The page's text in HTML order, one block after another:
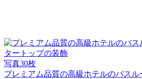
写真30枚
プレミアム品質の高級ホテルのバス